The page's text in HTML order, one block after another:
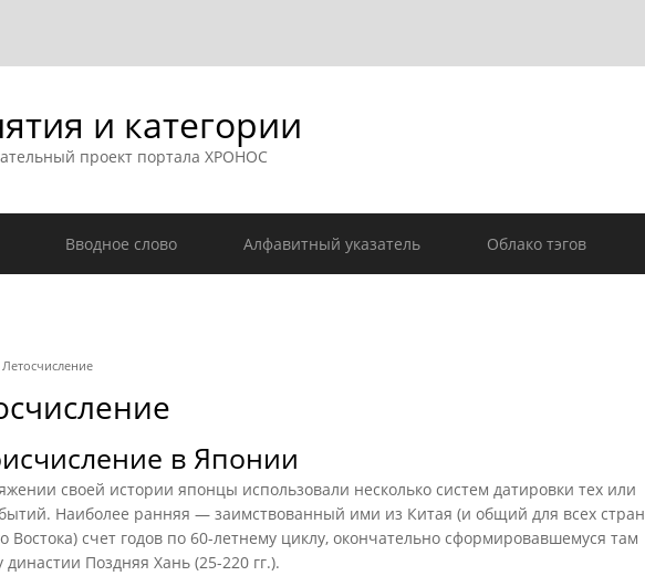
и категории
проект портала ХРОНОС
Вводное слово Алфавитный указатель Облако тэгов
Летосчисление
в Японии
своей истории японцы использовали несколько систем датировки тех или
Наиболее ранняя — заимствованный ими из Китая (и общий для всех стран
Востока) счет годов по 60-летнему циклу, окончательно сформировавшемуся там
династии Поздняя Хань (25-220 гг.).